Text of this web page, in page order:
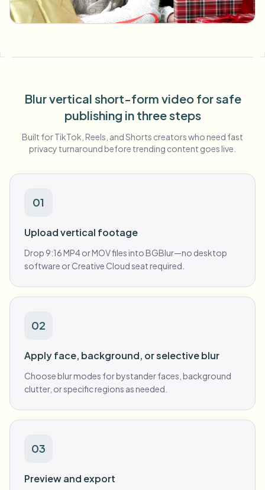
Замена лица - Видео
Пакетное размытие видео
Обработайте много роликов за один раз
Пакетное размытие лиц
Высокопроизводительные конвейеры
Автоматизация загрузок, задач и вебхуков
Видеоаналитика
Пакетное удаление фона
Blur vertical short-form video for safe
publishing in three steps
Built for TikTok, Reels, and Shorts creators who need fast
privacy turnaround before trending content goes live.
01
Upload vertical footage
Drop 9:16 MP4 or MOV files into BGBlur—no desktop
software or Creative Cloud seat required.
02
Apply face, background, or selective blur
Choose blur modes for bystander faces, background
clutter, or specific regions as needed.
03
Preview and export